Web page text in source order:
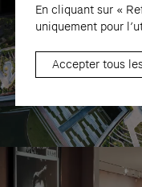
En cliquant sur «
uniquement pour
Accepter tous